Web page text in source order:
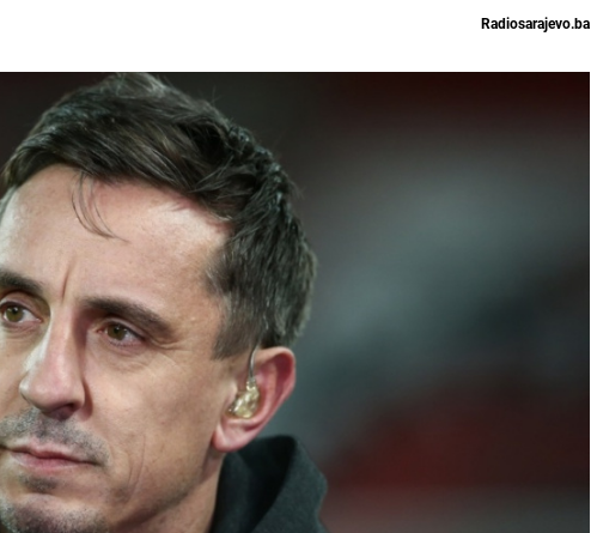
Radiosarajevo.ba